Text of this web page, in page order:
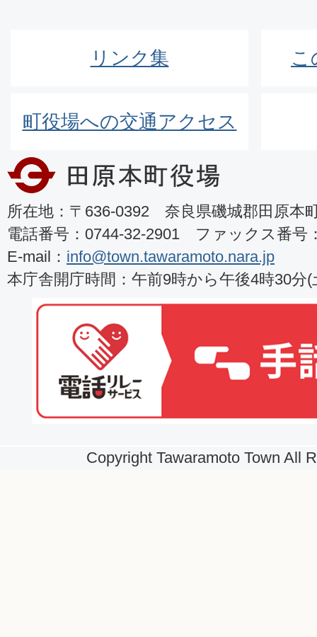
リンク集 こ
町役場への交通アクセス
所在地：〒636-0392 奈良県磯城郡田原本
電話番号：0744-32-2901 ファックス番号
E-mail： info@town.tawaramoto.nara.jp
本庁舎開庁時間：午前9時から午後4時30分
Copyright Tawaramoto Town All